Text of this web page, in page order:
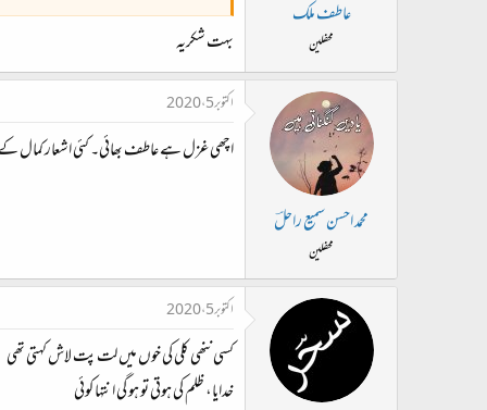
عاطف ملک
محفلین بہت شکریہ
محمد احسن سمیع راحلؔ
محفلین
اکتوبر 5، 2020
اچھی غزل ہے عاطف بھائی۔ کئی اشعار کمال
اکتوبر 5، 2020
کسی ننھی کلی کی خوں میں لت پت لاش کہتی تھی
خدایا، ظلم کی ہوتی تو ہو گی انتہا کوئی